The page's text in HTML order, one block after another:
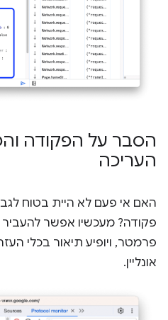
הסבר על הפקודה
העריכה
האם אי פעם לא היית בטוח
פקודה? מעכשיו אפשר
פרמטר, ויופיע תיאור בכלי
אונליין.